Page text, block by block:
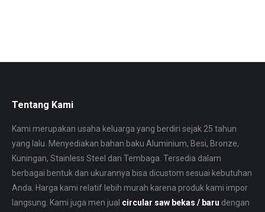
Tentang Kami
Kami merupakan usaha keluarga yang berdiri sejak 25 tahun
yang lalu. Menyediakan bahan baku Aluminium, Besi, Bronze,
Kuningan, Stainless Steel dan Tembaga. Tersedia dalam
berbagai bentuk dan ukurannya bisa dicustom sesuai kebutuhan
Anda. Harga kami relatif lebih murah karena produk kami impor
langsung. Kami juga men jual circular saw bekas / baru dengan